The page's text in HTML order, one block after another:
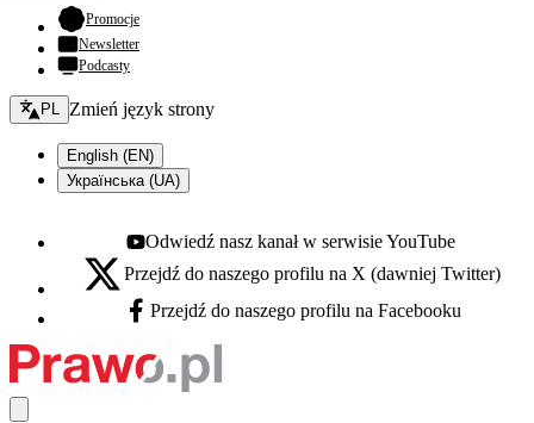
Promocje- otwiera się w nowej karcie
Newsletter
Podcasty
Zmień język - bieżący:
PL Zmień język strony
English (EN)
Українська (UA)
Youtube - otwiera się w nowej karcie
Odwiedź nasz kanał w serwisie YouTube
X - otwiera się w nowej karcie
Przejdź do naszego profilu na X (dawniej Twitter)
Facebook - otwiera się w nowej karcie
Przejdź do naszego profilu na Facebooku